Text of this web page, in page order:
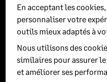
concentrer sur ce qui
débarrasser de la «
En acceptant les
personnaliser votre
outils mieux adaptés à
Nous utilisons des
similaires pour assurer
et améliorer ses